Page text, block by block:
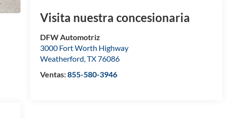
Visita nuestra concesionaria
DFW Automotriz
3000 Fort Worth Highway
Weatherford,TX76086
Ventas:855-580-3946